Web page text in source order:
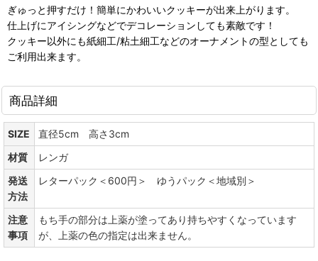
ぎゅっと押すだけ！簡単にかわいいクッキーが出来上がります。
仕上げにアイシングなどでデコレーションしても素敵です！
クッキー以外にも紙細工/粘土細工などのオーナメントの型としても
ご利用出来ます。
商品詳細
SIZE
直径5cm 高さ3cm
材質
レンガ
発送
方法
レターパック＜600円＞ ゆうパック＜地域別＞
注意
事項
もち手の部分は上薬が塗ってあり持ちやすくなっています
が、上薬の色の指定は出来ません。